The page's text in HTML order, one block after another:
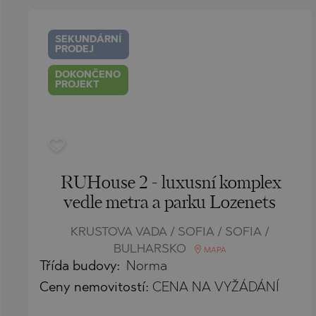
ST.
LOZENETS
AHTOPOL
BANKYA
SAUDI ARABIA
INDONESIA
ST.
KOSHARITSA
BALCHIK
AHTOPOL
SEKUNDÁRNÍ
PRODEJ
DOKONČENO
PROJEKT
RUHouse 2 - luxusní komplex
vedle metra a parku Lozenets
KRUSTOVA VADA / SOFIA / SOFIA /
BULHARSKO
MAPA
Třída budovy: Norma
Ceny nemovitostí: CENA NA VYŽÁDÁNÍ